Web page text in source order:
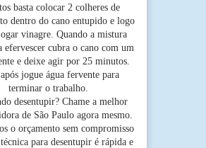
basta colocar 2 colheres de
dentro do cano entupido e logo
vinagre. Quando a mistura
efervescer cubra o cano com um
e deixe agir por 25 minutos.
jogue água fervente para
terminar o trabalho.
desentupir? Chame a melhor
de São Paulo agora mesmo.
o orçamento sem compromisso
para desentupir é rápida e